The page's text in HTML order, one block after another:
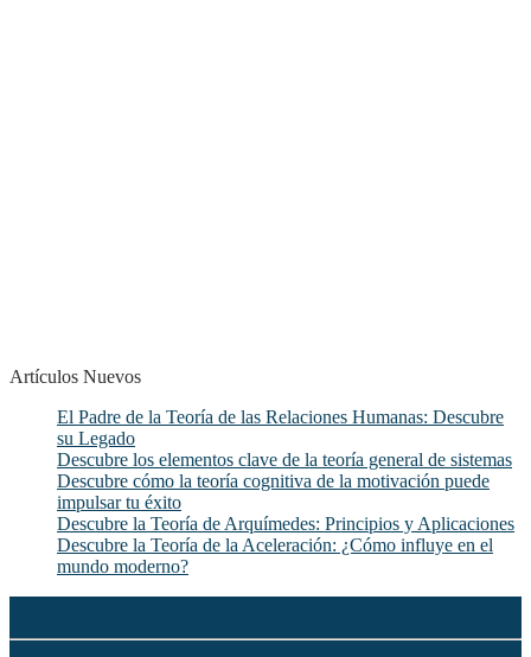
Artículos Nuevos
El Padre de la Teoría de las Relaciones Humanas: Descubre
su Legado
Descubre los elementos clave de la teoría general de sistemas
Descubre cómo la teoría cognitiva de la motivación puede
impulsar tu éxito
Descubre la Teoría de Arquímedes: Principios y Aplicaciones
Descubre la Teoría de la Aceleración: ¿Cómo influye en el
mundo moderno?